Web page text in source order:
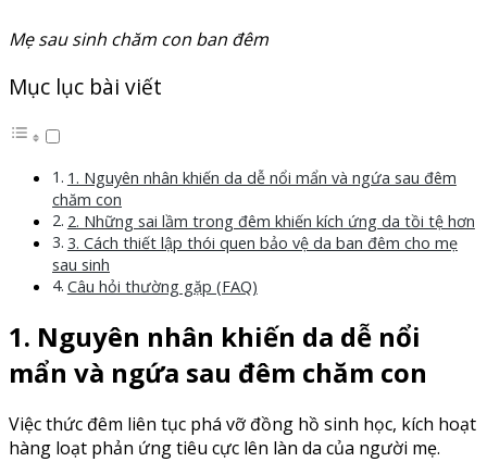
Mẹ sau sinh chăm con ban đêm
Mục lục bài viết
1. Nguyên nhân khiến da dễ nổi mẩn và ngứa sau đêm
chăm con
2. Những sai lầm trong đêm khiến kích ứng da tồi tệ hơn
3. Cách thiết lập thói quen bảo vệ da ban đêm cho mẹ
sau sinh
Câu hỏi thường gặp (FAQ)
1. Nguyên nhân khiến da dễ nổi
mẩn và ngứa sau đêm chăm con
Việc thức đêm liên tục phá vỡ đồng hồ sinh học, kích hoạt
hàng loạt phản ứng tiêu cực lên làn da của người mẹ.